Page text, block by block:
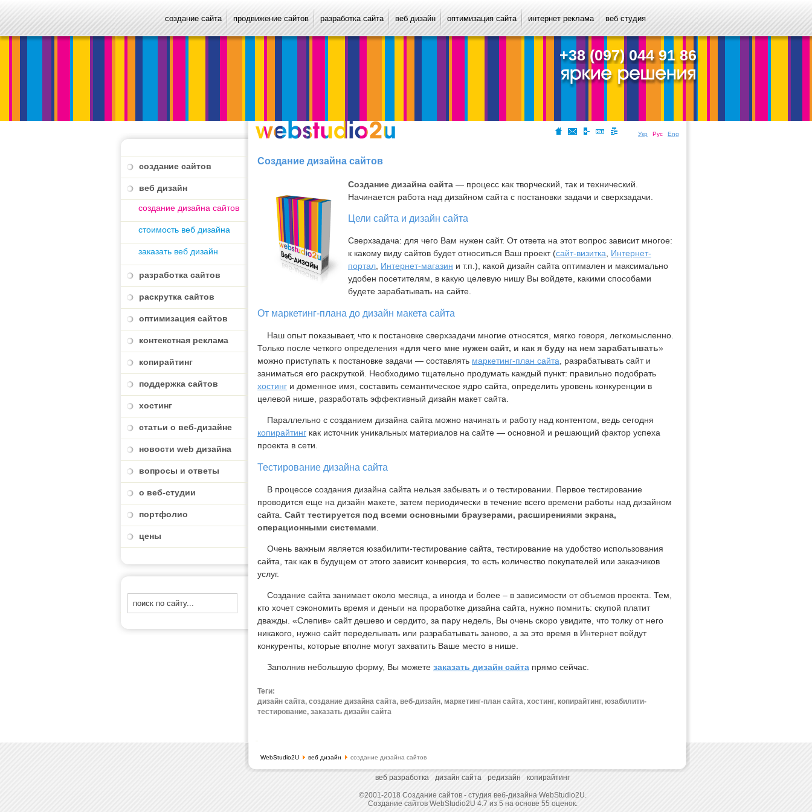
создание сайта продвижение сайтов разработка сайта веб дизайн оптимизация сайта интернет реклама веб студия
+38 (097) 044 91 86
создание сайтов
веб дизайн
создание дизайна сайтов
стоимость веб дизайна
заказать веб дизайн
разработка сайтов
раскрутка сайтов
оптимизация сайтов
контекстная реклама
копирайтинг
поддержка сайтов
хостинг
статьи о веб-дизайне
новости web дизайна
вопросы и ответы
о веб-студии
портфолио
цены
Укр Рус Eng
Создание дизайна сайтов
Создание дизайна сайта — процесс как творческий, так и технический.
Начинается работа над дизайном сайта с постановки задачи и сверхзадачи.
Цели сайта и дизайн сайта
Сверхзадача: для чего Вам нужен сайт. От ответа на этот вопрос зависит многое:
к какому виду сайтов будет относиться Ваш проект (сайт-визитка, Интернет-
портал, Интернет-магазин и т.п.), какой дизайн сайта оптимален и максимально
удобен посетителям, в какую целевую нишу Вы войдете, какими способами
будете зарабатывать на сайте.
От маркетинг-плана до дизайн макета сайта
Наш опыт показывает, что к постановке сверхзадачи многие относятся, мягко говоря, легкомысленно.
Только после четкого определения «для чего мне нужен сайт, и как я буду на нем зарабатывать»
можно приступать к постановке задачи — составлять маркетинг-план сайта, разрабатывать сайт и
заниматься его раскруткой. Необходимо тщательно продумать каждый пункт: правильно подобрать
хостинг и доменное имя, составить семантическое ядро сайта, определить уровень конкуренции в
целевой нише, разработать эффективный дизайн макет сайта.
Параллельно с созданием дизайна сайта можно начинать и работу над контентом, ведь сегодня
копирайтинг как источник уникальных материалов на сайте — основной и решающий фактор успеха
проекта в сети.
Тестирование дизайна сайта
В процессе создания дизайна сайта нельзя забывать и о тестировании. Первое тестирование
проводится еще на дизайн макете, затем периодически в течение всего времени работы над дизайном
сайта. Сайт тестируется под всеми основными браузерами, расширениями экрана,
операционными системами.
Очень важным является юзабилити-тестирование сайта, тестирование на удобство использования
сайта, так как в будущем от этого зависит конверсия, то есть количество покупателей или заказчиков
услуг.
Создание сайта занимает около месяца, а иногда и более – в зависимости от объемов проекта. Тем,
кто хочет сэкономить время и деньги на проработке дизайна сайта, нужно помнить: скупой платит
дважды. «Слепив» сайт дешево и сердито, за пару недель, Вы очень скоро увидите, что толку от него
никакого, нужно сайт переделывать или разрабатывать заново, а за это время в Интернет войдут
конкуренты, которые вполне могут захватить Ваше место в нише.
Заполнив небольшую форму, Вы можете заказать дизайн сайта прямо сейчас.
Теги:
дизайн сайта, создание дизайна сайта, веб-дизайн, маркетинг-план сайта, хостинг, копирайтинг, юзабилити-
тестирование, заказать дизайн сайта
WebStudio2U веб дизайн создание дизайна сайтов
веб разработка дизайн сайта редизайн копирайтинг
©2001-2018 Создание сайтов - студия веб-дизайна WebStudio2U.
Создание сайтов WebStudio2U 4.7 из 5 на основе 55 оценок.